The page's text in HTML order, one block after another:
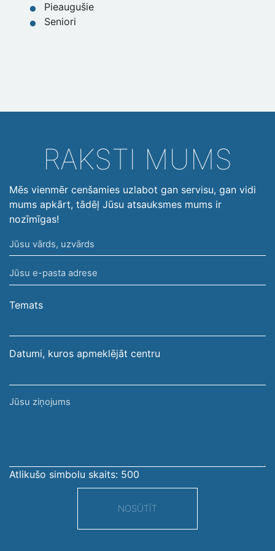
Pieaugušie
Seniori
RAKSTI MUMS
Mēs vienmēr cenšamies uzlabot gan servisu, gan vidi
mums apkārt, tādēļ Jūsu atsauksmes mums ir
nozīmīgas!
Jūsu
vārds,
uzvārds
Jūsu
e-
pasta
Temats
Datumi, kuros apmeklējāt centru
Jūsu
Atlikušo simbolu skaits: 500
NOSŪTĪT